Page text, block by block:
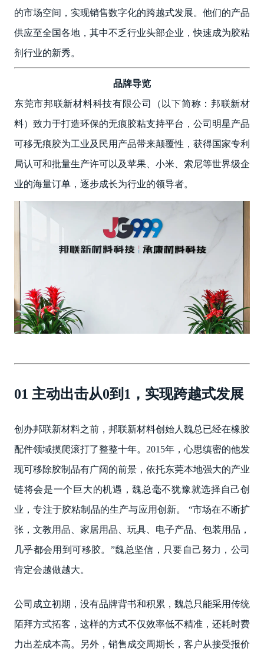
的市场空间，实现销售数字化的跨越式发展。他们的产品
供应至全国各地，其中不乏行业头部企业，快速成为胶粘
剂行业的新秀。
品牌导览
东莞市邦联新材料科技有限公司（以下简称：邦联新材
料）致力于打造环保的无痕胶粘支持平台，公司明星产品
可移无痕胶为工业及民用产品带来颠覆性，获得国家专利
局认可和批量生产许可以及苹果、小米、索尼等世界级企
业的海量订单，逐步成长为行业的领导者。
01 主动出击从0到1，实现跨越式发展
创办邦联新材料之前，邦联新材料创始人魏总已经在橡胶
配件领域摸爬滚打了整整十年。2015年，心思缜密的他发
现可移除胶制品有广阔的前景，依托东莞本地强大的产业
链将会是一个巨大的机遇，魏总毫不犹豫就选择自己创
业，专注于胶粘制品的生产与应用创新。 “市场在不断扩
张，文教用品、家居用品、玩具、电子产品、包装用品，
几乎都会用到可移胶。”魏总坚信，只要自己努力，公司
肯定会越做越大。
公司成立初期，没有品牌背书和积累，魏总只能采用传统
陌拜方式拓客，这样的方式不仅效率低不精准，还耗时费
力出差成本高。另外，销售成交周期长，客户从接受报价